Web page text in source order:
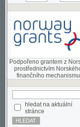
Podpořeno grantem z Norska
prostřednictvím Norského
hledat na aktuální
stránce
Pokročilé vyhledávání